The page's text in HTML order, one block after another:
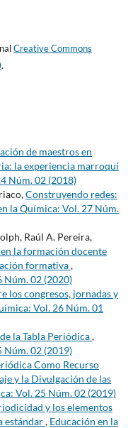
Creative Commons
.
de maestros en
la experiencia marroquí
Núm. 02 (2018)
Construyendo redes:
la Química: Vol. 27 Núm.
Raúl A. Pereira,
la formación docente
formativa,
Núm. 02 (2020)
los congresos, jornadas y
Vol. 26 Núm. 01
la Tabla Periódica,
Núm. 02 (2019)
Como Recurso
y la Divulgación de las
Vol. 25 Núm. 02 (2019)
y los elementos
estándar, Educación en la